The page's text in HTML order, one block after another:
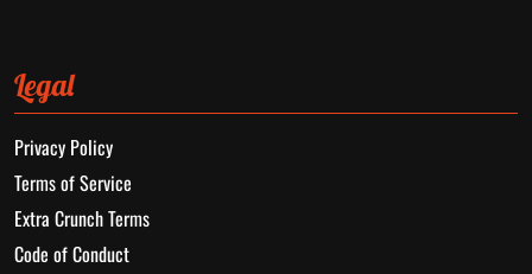
Legal
Privacy Policy
Terms of Service
Extra Crunch Terms
Code of Conduct